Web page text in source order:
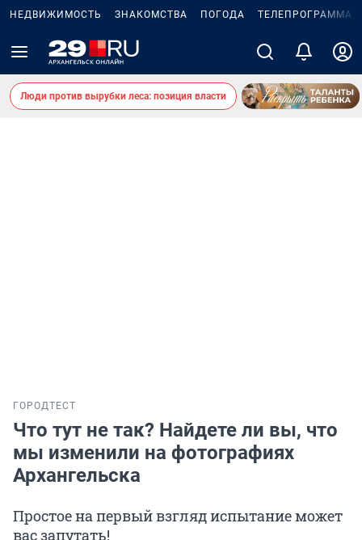
НЕДВИЖИМОСТЬ ЗНАКОМСТВА ПОГОДА ТЕЛЕПРОГРАММА
Люди против вырубки леса: позиция власти
ГОРОДТЕСТ
Что тут не так? Найдете ли вы, что
мы изменили на фотографиях
Архангельска
Простое на первый взгляд испытание может
вас запутать!